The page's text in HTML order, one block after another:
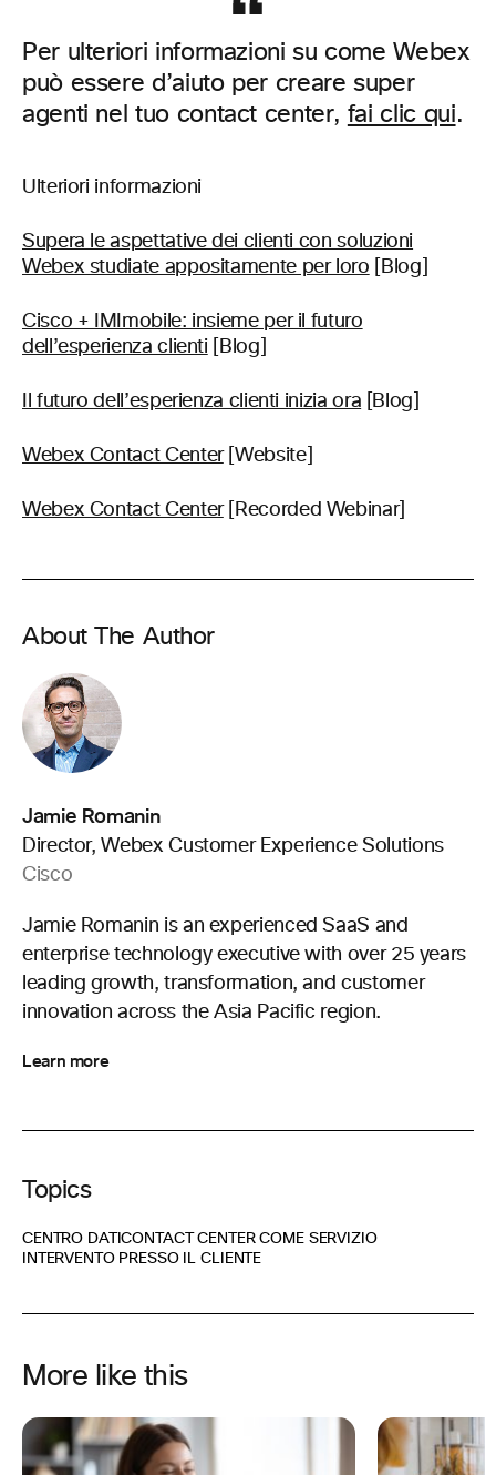
Per ulteriori informazioni su come Webex
può essere d’aiuto per creare super
agenti nel tuo contact center, fai clic qui.
Ulteriori informazioni
Supera le aspettative dei clienti con soluzioni
Webex studiate appositamente per loro [Blog]
Cisco + IMImobile: insieme per il futuro
dell’esperienza clienti [Blog]
Il futuro dell’esperienza clienti inizia ora [Blog]
Webex Contact Center[Website]
Webex Contact Center[Recorded Webinar]
About The Author
Jamie Romanin
Director, Webex Customer Experience Solutions
Cisco
Jamie Romanin is an experienced SaaS and
enterprise technology executive with over 25 years
leading growth, transformation, and customer
innovation across the Asia Pacific region.
Learn more
Topics
CENTRO DATICONTACT CENTER COME SERVIZIO
INTERVENTO PRESSO IL CLIENTE
More like this